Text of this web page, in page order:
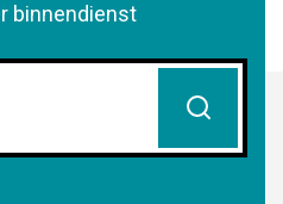
binnendienst